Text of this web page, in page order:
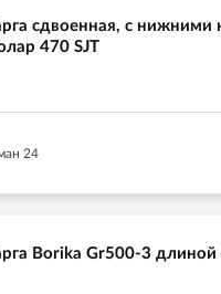
сдвоенная, с нижними
470 SJT
24
Borika Gr500-3